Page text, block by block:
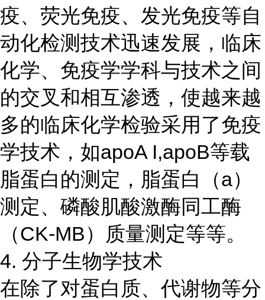
疫、荧光免疫、发光免疫等自
动化检测技术迅速发展，临床
化学、免疫学学科与技术之间
的交叉和相互渗透，使越来越
多的临床化学检验采用了免疫
学技术，如apoA I,apoB等载
脂蛋白的测定，脂蛋白（a）
测定、磷酸肌酸激酶同工酶
（CK-MB）质量测定等等。
4. 分子生物学技术
在除了对蛋白质、代谢物等分